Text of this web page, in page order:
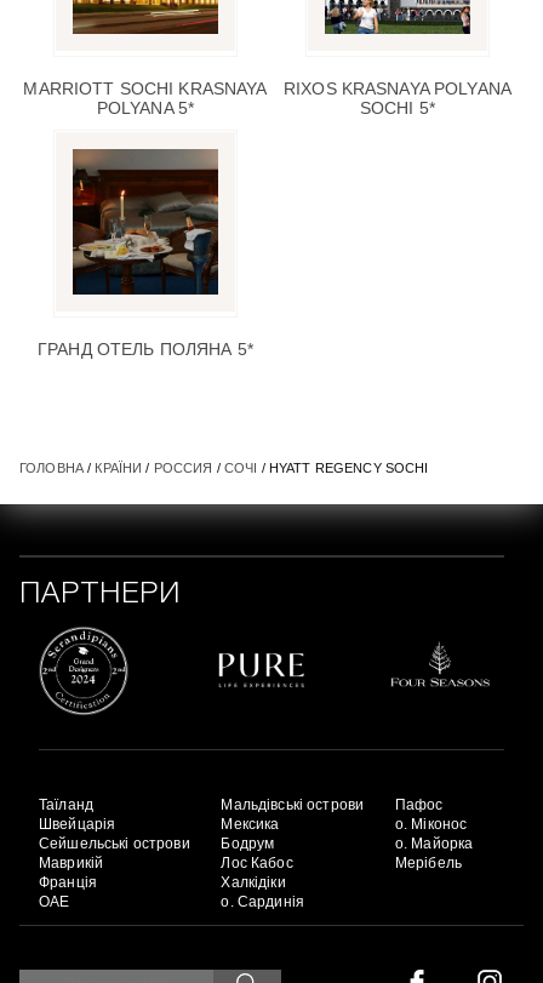
MARRIOTT SOCHI KRASNAYA
POLYANA 5*
RIXOS KRASNAYA POLYANA
SOCHI 5*
ГРАНД ОТЕЛЬ ПОЛЯНА 5*
ГОЛОВНА/ КРАЇНИ / РОССИЯ / СОЧІ / HYATT REGENCY SOCHI
ПАРТНЕРИ
Таїланд
Швейцарія
Сейшельські острови
Маврикій
Франція
ОАЕ
Мальдівські острови
Мексика
Бодрум
Лос Кабос
Халкідіки
о. Сардинія
Пафос
о. Міконос
о. Майорка
Мерібель